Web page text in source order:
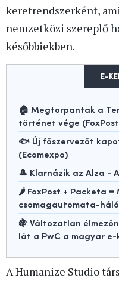
keretrendszerként,
nemzetközi szereplő
későbbiekben.
E-
🏠 Megtorpantak a
történet vége
🐟 Új főszervezőt
(Ecomexpo)
🎩 Klarnázik az Alza -
🌶️ FoxPost + Packeta
csomagautomata-
🍇 Változatlan
lát a PwC a magyar
A Humanize Studio